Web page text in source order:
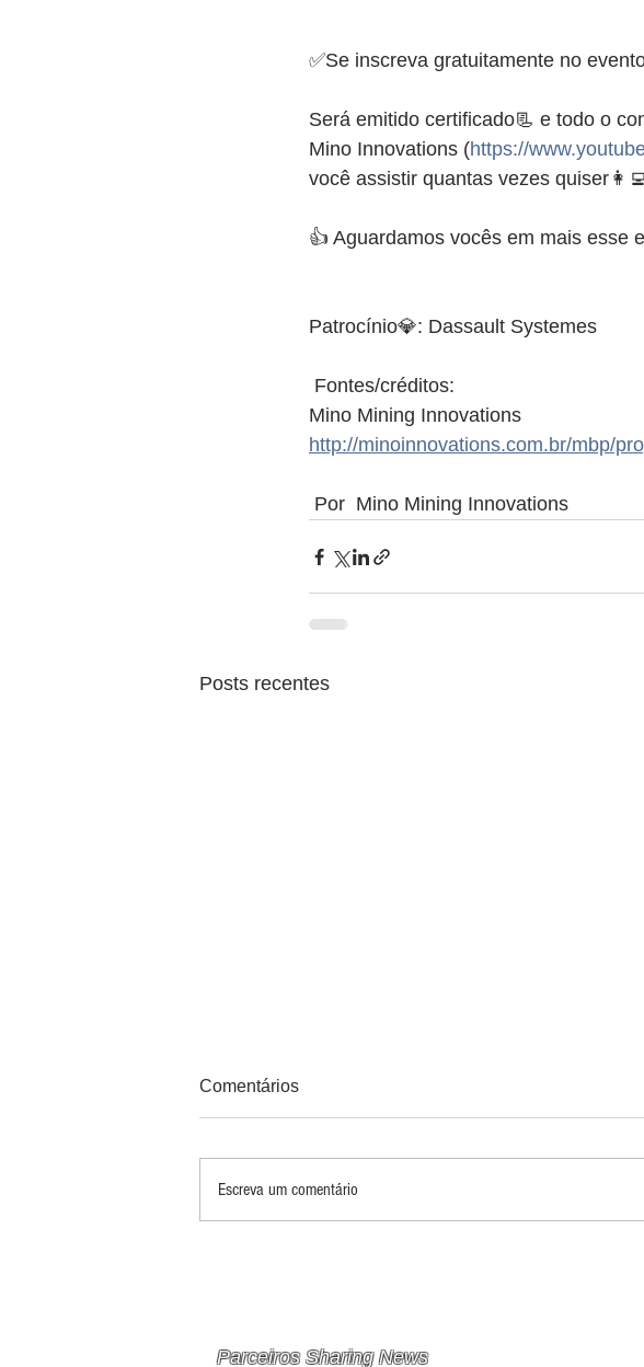
✅Se inscreva gratuitamente no
Será emitido certificado📃 e todo o
Mino Innovations (https://
você assistir quantas vezes
👍 Aguardamos vocês em mais
Patrocínio💎: Dassault Systemes
Fontes/créditos:
Mino Mining Innovations
http://minoinnovations.com.br/mbp/
Por  Mino Mining Innovations
Posts recentes
Comentários
Escreva um comentário
Parceiros Sharing News